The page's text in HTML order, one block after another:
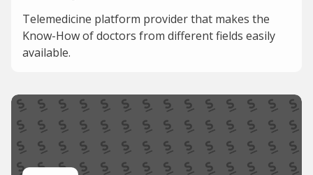
Telemedicine platform provider that makes the
Know-How of doctors from different fields easily
available.